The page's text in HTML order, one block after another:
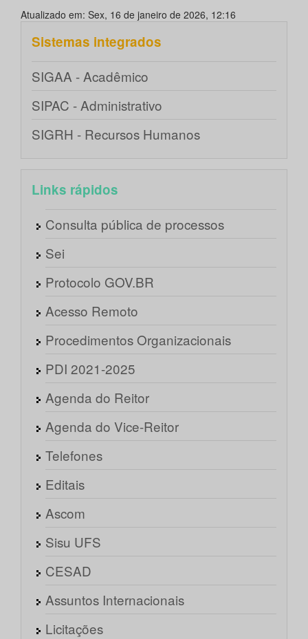
Atualizado em: Sex, 16 de janeiro de 2026, 12:16
Sistemas integrados
SIGAA - Acadêmico
SIPAC - Administrativo
SIGRH - Recursos Humanos
Links rápidos
Consulta pública de processos
Sei
Protocolo GOV.BR
Acesso Remoto
Procedimentos Organizacionais
PDI 2021-2025
Agenda do Reitor
Agenda do Vice-Reitor
Telefones
Editais
Ascom
Sisu UFS
CESAD
Assuntos Internacionais
Licitações